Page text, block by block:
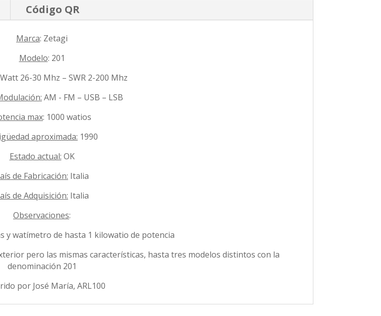
Código QR
Marca: Zetagi
Modelo: 201
26-30 Mhz – SWR 2-200 Mhz
AM - FM – USB – LSB
max: 1000 watios
aproximada: 1990
Estado actual: OK
de Fabricación: Italia
de Adquisición: Italia
Observaciones:
y watímetro de hasta 1 kilowatio de potencia
pero las mismas características, hasta tres modelos distintos con la
denominación 201
por José María, ARL100